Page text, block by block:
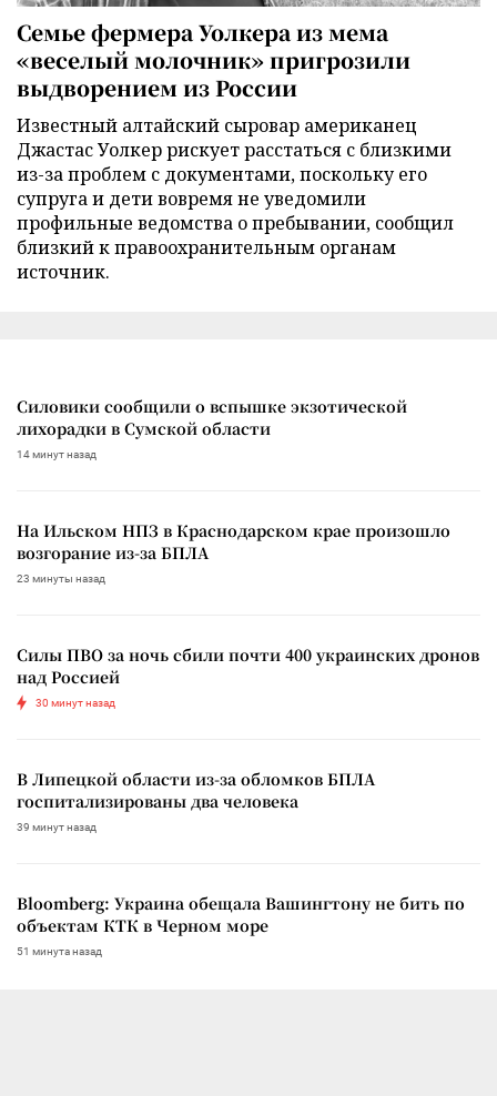
Семье фермера Уолкера из мема
«веселый молочник» пригрозили
выдворением из России
Известный алтайский сыровар американец
Джастас Уолкер рискует расстаться с близкими
из-за проблем с документами, поскольку его
супруга и дети вовремя не уведомили
профильные ведомства о пребывании, сообщил
близкий к правоохранительным органам
источник.
Силовики сообщили о вспышке экзотической
лихорадки в Сумской области
14 минут назад
На Ильском НПЗ в Краснодарском крае произошло
возгорание из-за БПЛА
23 минуты назад
Силы ПВО за ночь сбили почти 400 украинских дронов
над Россией
30 минут назад
В Липецкой области из-за обломков БПЛА
госпитализированы два человека
39 минут назад
Bloomberg: Украина обещала Вашингтону не бить по
объектам КТК в Черном море
51 минута назад